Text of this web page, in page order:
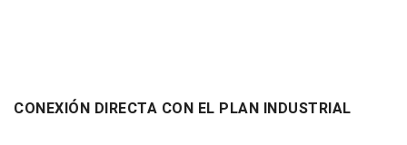
CONEXIÓN DIRECTA CON EL PLAN INDUSTRIAL